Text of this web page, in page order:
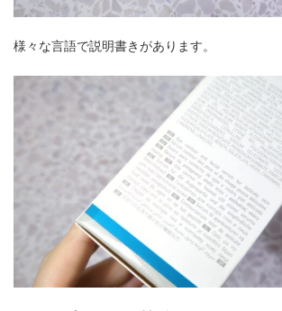
様々な言語で説明書きがあります。